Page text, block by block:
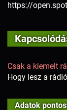
https://
Csak a kiemelt
Hogy lesz a
Adatok